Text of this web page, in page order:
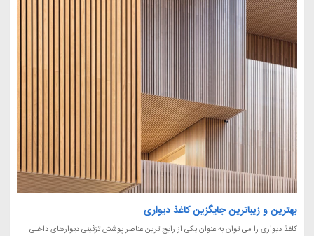
بهترین و زیباترین جایگزین کاغذ دیواری
کاغذ دیواری را می توان به عنوان یکی از رایج ترین عناصر پوشش تزئینی دیوارهای داخلی